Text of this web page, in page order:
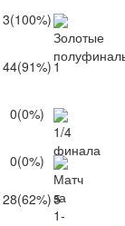
3(100%)
44(91%) 1
0(0%)
0(0%)
28(62%)5